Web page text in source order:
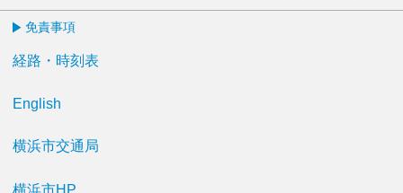
免責事項
経路・時刻表
English
横浜市交通局
横浜市HP